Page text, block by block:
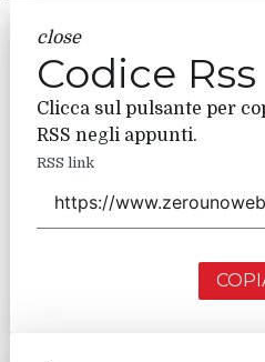
close
Codice Rss
Clicca sul pulsante per
RSS negli appunti.
RSS link